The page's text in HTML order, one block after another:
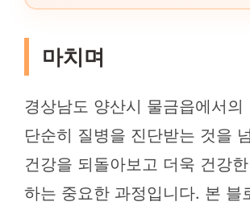
마치며
경상남도 양산시 물금읍에서의
단순히 질병을 진단받는 것을
건강을 되돌아보고 더욱 건강
하는 중요한 과정입니다. 본 블